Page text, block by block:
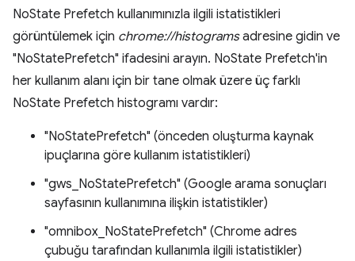
NoState Prefetch kullanımınızla ilgili istatistikleri
görüntülemek için chrome://histogramsadresine gidin ve
"NoStatePrefetch" ifadesini arayın. NoState Prefetch'in
her kullanım alanı için bir tane olmak üzere üç farklı
NoState Prefetch histogramı vardır:
"NoStatePrefetch" (önceden oluşturma kaynak
ipuçlarına göre kullanım istatistikleri)
"gws_NoStatePrefetch" (Google arama sonuçları
sayfasının kullanımına ilişkin istatistikler)
"omnibox_NoStatePrefetch" (Chrome adres
çubuğu tarafından kullanımla ilgili istatistikler)